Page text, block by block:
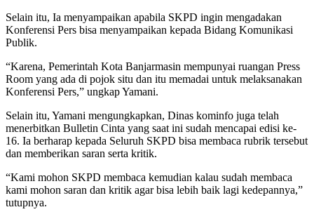
Selain itu, Ia menyampaikan apabila SKPD ingin mengadakan
Konferensi Pers bisa menyampaikan kepada Bidang Komunikasi
Publik.
“Karena, Pemerintah Kota Banjarmasin mempunyai ruangan Press
Room yang ada di pojok situ dan itu memadai untuk melaksanakan
Konferensi Pers,” ungkap Yamani.
Selain itu, Yamani mengungkapkan, Dinas kominfo juga telah
menerbitkan Bulletin Cinta yang saat ini sudah mencapai edisi ke-
16. Ia berharap kepada Seluruh SKPD bisa membaca rubrik tersebut
dan memberikan saran serta kritik.
“Kami mohon SKPD membaca kemudian kalau sudah membaca
kami mohon saran dan kritik agar bisa lebih baik lagi kedepannya,”
tutupnya.